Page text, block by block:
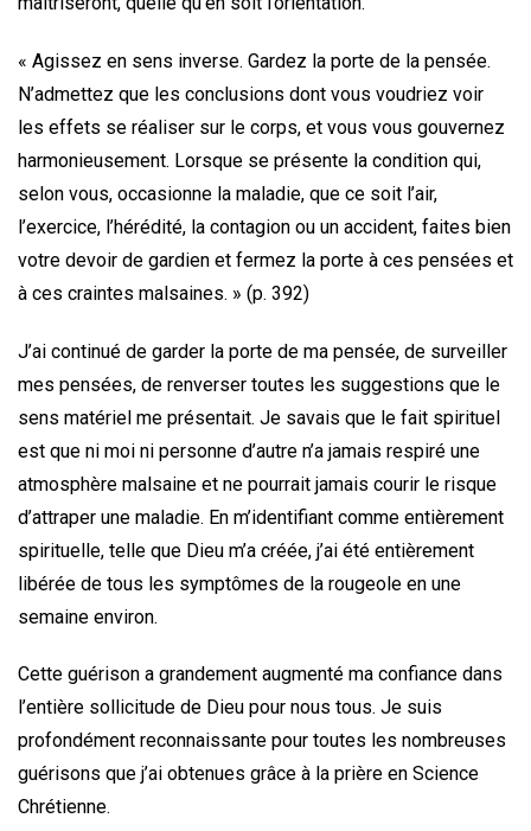
« Agissez en sens inverse. Gardez la porte de la pensée.
N’admettez que les conclusions dont vous voudriez voir
les effets se réaliser sur le corps, et vous vous gouvernez
harmonieusement. Lorsque se présente la condition qui,
selon vous, occasionne la maladie, que ce soit l’air,
l’exercice, l’hérédité, la contagion ou un accident, faites bien
votre devoir de gardien et fermez la porte à ces pensées et
à ces craintes malsaines. » (p. 392)
J’ai continué de garder la porte de ma pensée, de surveiller
mes pensées, de renverser toutes les suggestions que le
sens matériel me présentait. Je savais que le fait spirituel
est que ni moi ni personne d’autre n’a jamais respiré une
atmosphère malsaine et ne pourrait jamais courir le risque
d’attraper une maladie. En m’identifiant comme entièrement
spirituelle, telle que Dieu m’a créée, j’ai été entièrement
libérée de tous les symptômes de la rougeole en une
semaine environ.
Cette guérison a grandement augmenté ma confiance dans
l’entière sollicitude de Dieu pour nous tous. Je suis
profondément reconnaissante pour toutes les nombreuses
guérisons que j’ai obtenues grâce à la prière en Science
Chrétienne.